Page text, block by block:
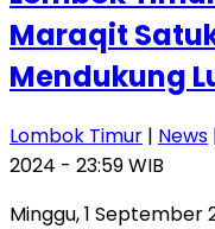
Maraqit
Mendukung
Lombok Timur | News
2024 - 23:59 WIB
Minggu, 1 September